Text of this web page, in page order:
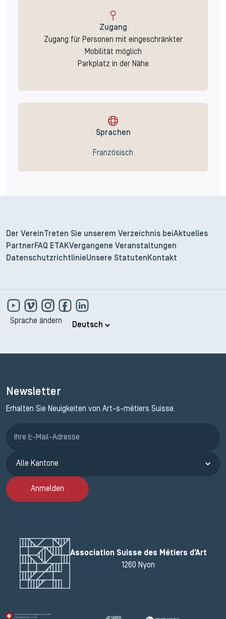
Zugang
Zugang für Personen mit eingeschränkter
Mobilität möglich
Parkplatz in der Nähe
Sprachen
Französisch
Der Verein Treten Sie unserem Verzeichnis bei Aktuelles
Partner FAQ ETAKVergangene Veranstaltungen
DatenschutzrichtlinieUnsere Statuten Kontakt
Sprache ändern
Newsletter
Erhalten Sie Neuigkeiten von Art-s-métiers Suisse.
Anmelden
Association Suisse des Métiers d'Art
1260 Nyon